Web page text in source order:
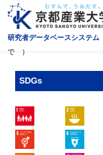
研究者データベースシステム
で ）
SDGs